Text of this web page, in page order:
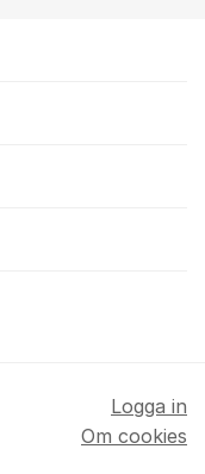
Logga in
Om cookies